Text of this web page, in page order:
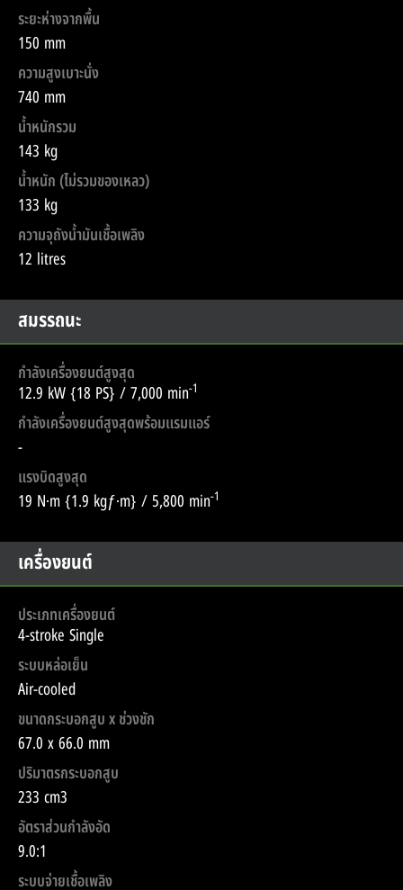
ระยะห่างจากพื้น
150 mm
ความสูงเบาะนั่ง
740 mm
น้ำหนักรวม
143 kg
น้ำหนัก (ไม่รวมของเหลว)
133 kg
ความจุถังน้ำมันเชื้อเพลิง
12 litres
สมรรถนะ
กำลังเครื่องยนต์สูงสุด
12.9 kW {18 PS} / 7,000 min-1
กำลังเครื่องยนต์สูงสุดพร้อมแรมแอร์
-
แรงบิดสูงสุด
19 N·m {1.9 kgƒ·m} / 5,800 min-1
เครื่องยนต์
ประเภทเครื่องยนต์
4-stroke Single
ระบบหล่อเย็น
Air-cooled
ขนาดกระบอกสูบ x ช่วงชัก
67.0 x 66.0 mm
ปริมาตรกระบอกสูบ
233 cm3
อัตราส่วนกำลังอัด
9.0:1
ระบบจ่ายเชื้อเพลิง